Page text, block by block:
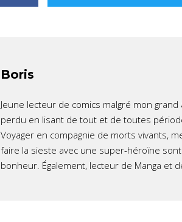
Boris
Jeune lecteur de comics malgré mon
perdu en lisant de tout et de toutes
Voyager en compagnie de morts vivants,
faire la sieste avec une super-héroïne
bonheur. Également, lecteur de Manga et